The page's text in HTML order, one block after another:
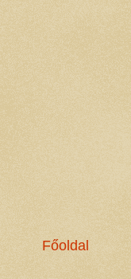
Főoldal